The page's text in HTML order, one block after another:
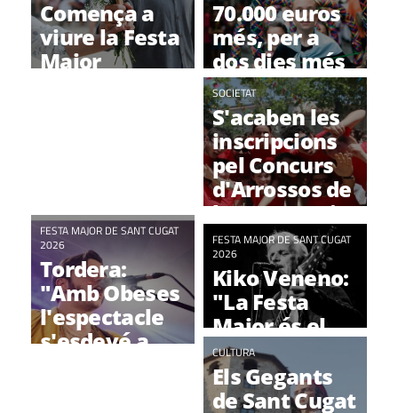
Comença a
viure la Festa
Major
70.000 euros
més, per a
dos dies més
de Festa
Major
SOCIETAT
S'acaben les
inscripcions
pel Concurs
d'Arrossos de
la Festa Major
FESTA MAJOR DE SANT CUGAT
2026
Tordera:
"Amb Obeses
l'espectacle
s'esdevé a
L’elecció dels
pregoners de
la FM!
FESTA MAJOR DE SANT CUGAT
2026
Kiko Veneno:
"La Festa
Major és el
moment
d'assaborir la
cara més
CULTURA
Els Gegants
de Sant Cugat